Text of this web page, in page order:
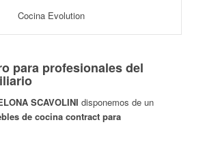
Cocina Evolution
para profesionales del
SCAVOLINI disponemos de un
de cocina contract para